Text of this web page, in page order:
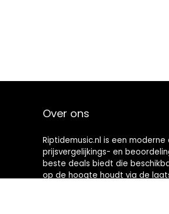
Over ons
Riptidemusic.nl is een
prijsvergelijkings- en
beste deals biedt die
op de hoogte houdt via de